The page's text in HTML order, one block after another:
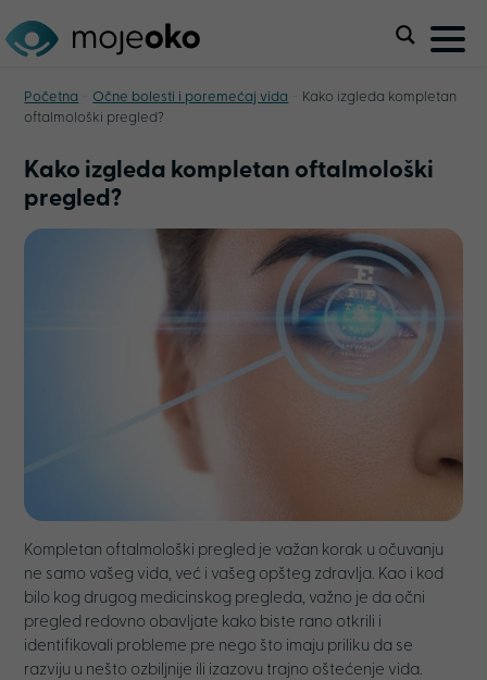
Početna Očne bolesti i poremećaj vida
Kako izgleda kompletan
oftalmološki pregled?
Kako izgleda kompletan oftalmološki
pregled?
Kompletan oftalmološki pregled je važan korak u očuvanju
ne samo vašeg vida, već i vašeg opšteg zdravlja. Kao i kod
bilo kog drugog medicinskog pregleda, važno je da očni
pregled redovno obavljate kako biste rano otkrili i
identifikovali probleme pre nego što imaju priliku da se
razviju u nešto ozbiljnije ili izazovu trajno oštećenje vida.